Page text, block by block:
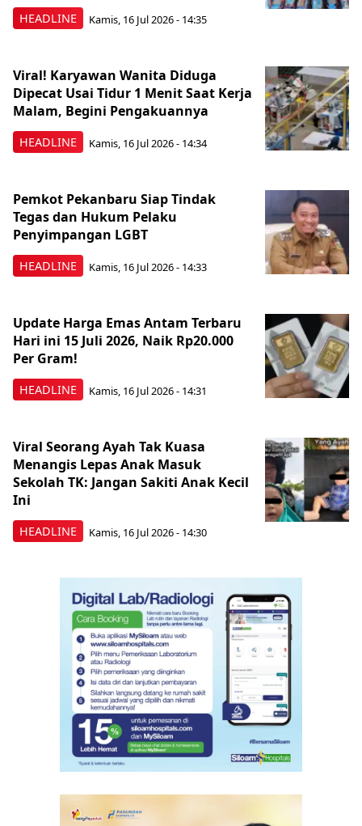
HEADLINE Kamis, 16 Jul 2026 - 14:35
HEADLINE
Viral! Karyawan Wanita Diduga
Dipecat Usai Tidur 1 Menit Saat Kerja
Malam, Begini Pengakuannya
Kamis, 16 Jul 2026 - 14:34
HEADLINE
Pemkot Pekanbaru Siap Tindak
Tegas dan Hukum Pelaku
Penyimpangan LGBT
Kamis, 16 Jul 2026 - 14:33
HEADLINE
Update Harga Emas Antam Terbaru
Hari ini 15 Juli 2026, Naik Rp20.000
Per Gram!
Kamis, 16 Jul 2026 - 14:31
HEADLINE
Viral Seorang Ayah Tak Kuasa
Menangis Lepas Anak Masuk
Sekolah TK: Jangan Sakiti Anak Kecil
Ini
Kamis, 16 Jul 2026 - 14:30